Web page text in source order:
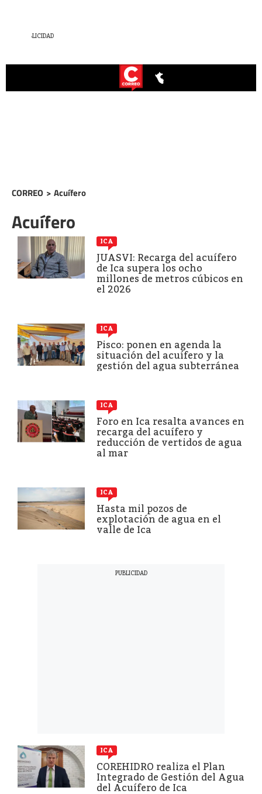
CORREO > Acuífero
Acuífero
ICA
JUASVI: Recarga del acuífero
de Ica supera los ocho
millones de metros cúbicos en
el 2026
ICA
Pisco: ponen en agenda la
situación del acuífero y la
gestión del agua subterránea
ICA
Foro en Ica resalta avances en
recarga del acuífero y
reducción de vertidos de agua
al mar
ICA
Hasta mil pozos de
explotación de agua en el
valle de Ica
ICA
COREHIDRO realiza el Plan
Integrado de Gestión del Agua
del Acuífero de Ica